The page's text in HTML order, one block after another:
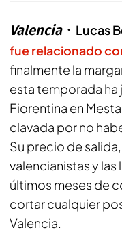
Valencia Lucas
fue relacionado
finalmente la
esta temporada
Fiorentina en
clavada por no
Su precio de
valencianistas y las
últimos meses de
cortar cualquier
Valencia.